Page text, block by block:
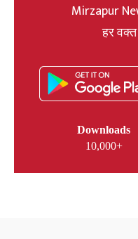
Mirzapur
हर
Downloads
10,000+